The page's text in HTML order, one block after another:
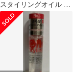
スタイリングオイル メ
ンズ無香料